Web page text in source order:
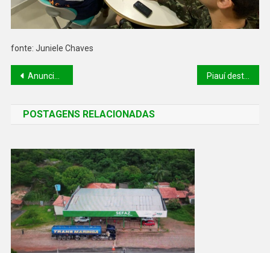
fonte: Juniele Chaves
Anunciação da Luta: vídeo-instalação sobre a Batalha do Jenipapo estará em mostra aberta ao público em Teresina Piauí destina mais de R$ 9 milhões a projetos esportivos em 2025 e leva atletas e paratletas ao topo do pódio em competições nacionais
POSTAGENS RELACIONADAS